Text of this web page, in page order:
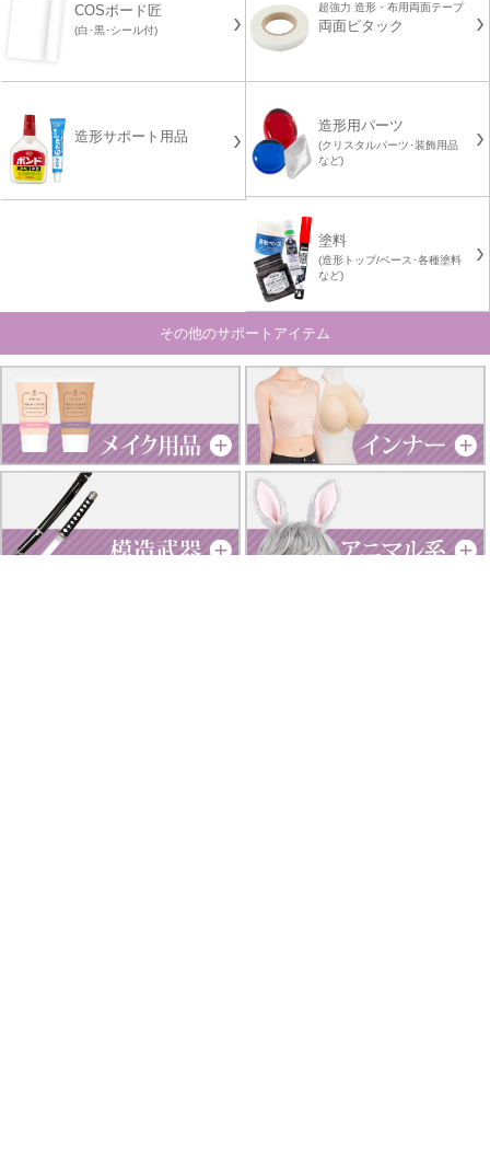
COSボード匠
(白･黒･シール付)
超強力 造形・布用両面テープ
両面ピタック
造形サポート用品
造形用パーツ
(クリスタルパーツ･装飾用品
など)
塗料
(造形トップ/ベース･各種塗料
など)
その他のサポートアイテム